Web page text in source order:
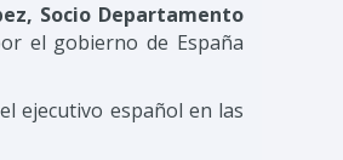
Socio Departamento
el gobierno de España
ejecutivo español en las